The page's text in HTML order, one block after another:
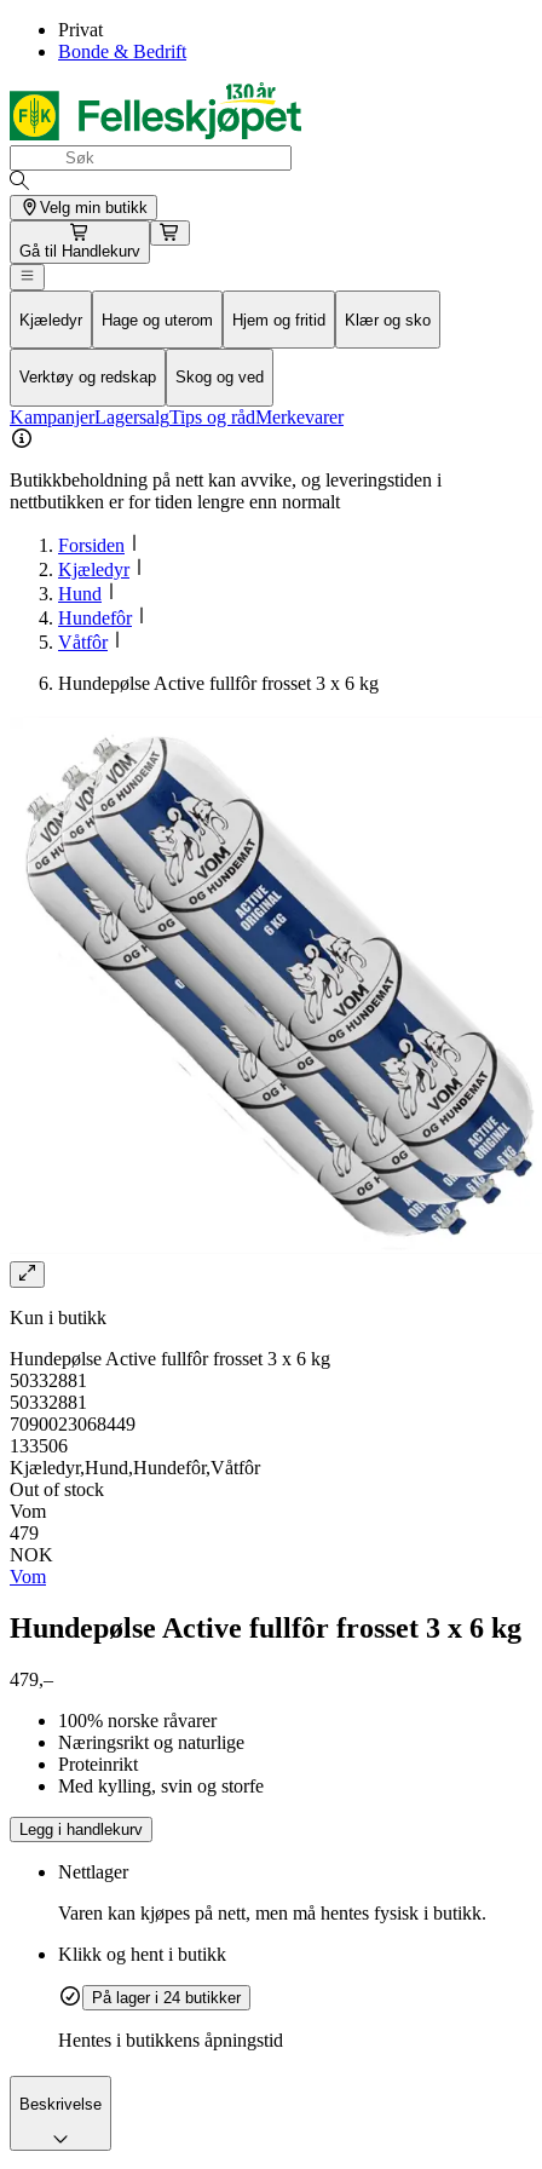
Privat
Bonde & Bedrift
Velg min butikk
Gå til Handlekurv
Kjæledyr Hage og uterom Hjem og fritid Klær og sko
Verktøy og redskap Skog og ved
KampanjerLagersalgTips og rådMerkevarer
Butikkbeholdning på nett kan avvike, og leveringstiden i
nettbutikken er for tiden lengre enn normalt
Forsiden
Kjæledyr
Hund
Hundefôr
Våtfôr
Hundepølse Active fullfôr frosset 3 x 6 kg
Kun i butikk
Hundepølse Active fullfôr frosset 3 x 6 kg
50332881
50332881
7090023068449
133506
Kjæledyr,Hund,Hundefôr,Våtfôr
Out of stock
Vom
479
NOK
Vom
Hundepølse Active fullfôr frosset 3 x 6 kg
479,–
100% norske råvarer
Næringsrikt og naturlige
Proteinrikt
Med kylling, svin og storfe
Legg i handlekurv
Nettlager
Varen kan kjøpes på nett, men må hentes fysisk i butikk.
Klikk og hent i butikk
På lager i 24 butikker
Hentes i butikkens åpningstid
Beskrivelse